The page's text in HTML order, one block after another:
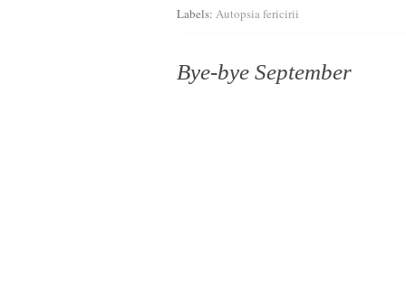
Labels: Autopsia fericirii
Bye-bye September